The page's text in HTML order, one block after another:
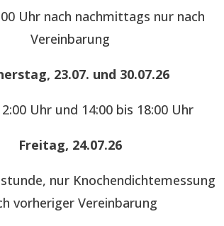
Uhr nach nachmittags nur nach
Vereinbarung
23.07. und 30.07.26
Uhr und 14:00 bis 18:00 Uhr
Freitag, 24.07.26
nur Knochendichtemessung
vorheriger Vereinbarung